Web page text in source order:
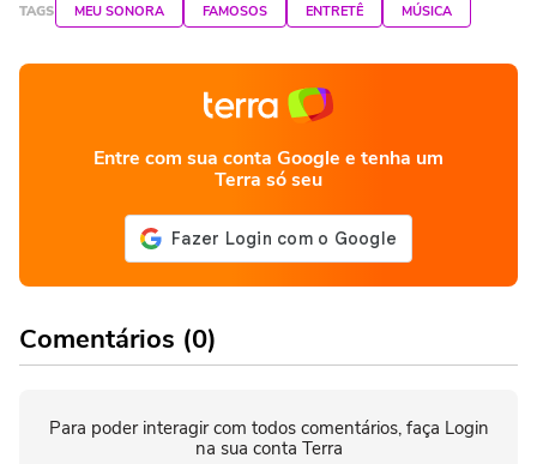
TAGS MEU SONORA FAMOSOS ENTRETÊ MÚSICA
Entre com sua conta Google e tenha um
Terra só seu
Comentários (0)
Para poder interagir com todos comentários, faça Login
na sua conta Terra